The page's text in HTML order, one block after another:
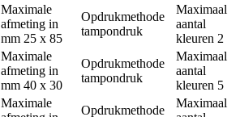
Maximale
afmeting in
mm 25 x 85
Opdrukmethode
tampondruk
Maximaal
aantal
kleuren 2
Maximale
afmeting in
mm 40 x 30
Opdrukmethode
tampondruk
Maximaal
aantal
kleuren 5
Maximale
Opdrukmethode
Maximaal